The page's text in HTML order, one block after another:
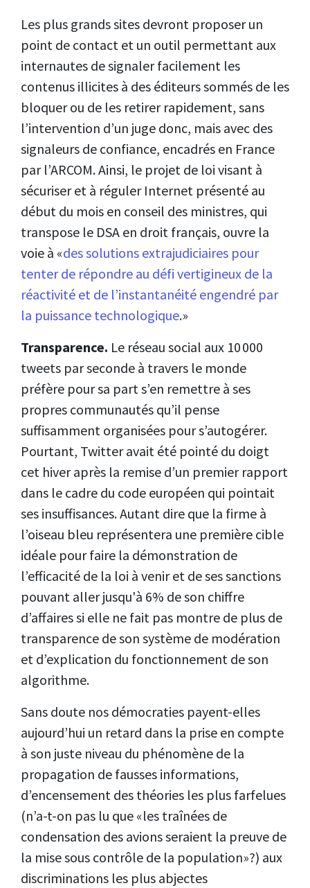
Les plus grands sites devront proposer un
point de contact et un outil permettant aux
internautes de signaler facilement les
contenus illicites à des éditeurs sommés de les
bloquer ou de les retirer rapidement, sans
l’intervention d’un juge donc, mais avec des
signaleurs de confiance, encadrés en France
par l’ARCOM. Ainsi, le projet de loi visant à
sécuriser et à réguler Internet présenté au
début du mois en conseil des ministres, qui
transpose le DSA en droit français, ouvre la
voie à «des solutions extrajudiciaires pour
tenter de répondre au défi vertigineux de la
réactivité et de l’instantanéité engendré par
la puissance technologique.»
Transparence. Le réseau social aux 10 000
tweets par seconde à travers le monde
préfère pour sa part s’en remettre à ses
propres communautés qu’il pense
suffisamment organisées pour s’autogérer.
Pourtant, Twitter avait été pointé du doigt
cet hiver après la remise d’un premier rapport
dans le cadre du code européen qui pointait
ses insuffisances. Autant dire que la firme à
l’oiseau bleu représentera une première cible
idéale pour faire la démonstration de
l’efficacité de la loi à venir et de ses sanctions
pouvant aller jusqu'à 6% de son chiffre
d’affaires si elle ne fait pas montre de plus de
transparence de son système de modération
et d’explication du fonctionnement de son
algorithme.
Sans doute nos démocraties payent-elles
aujourd’hui un retard dans la prise en compte
à son juste niveau du phénomène de la
propagation de fausses informations,
d’encensement des théories les plus farfelues
(n’a-t-on pas lu que «les traînées de
condensation des avions seraient la preuve de
la mise sous contrôle de la population»?) aux
discriminations les plus abjectes